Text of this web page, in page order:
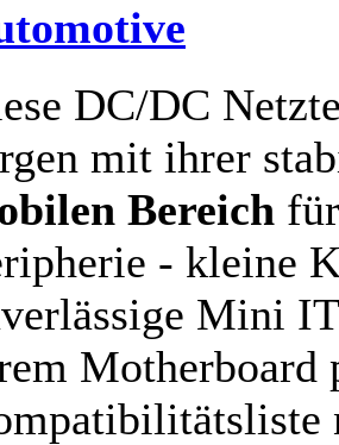
DC/DC
mit ihrer
Bereich
- kleine
Mini
Motherboard